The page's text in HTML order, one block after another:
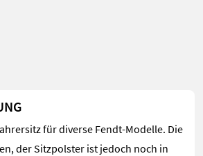
für diverse Fendt-Modelle. Die
der Sitzpolster ist jedoch noch in